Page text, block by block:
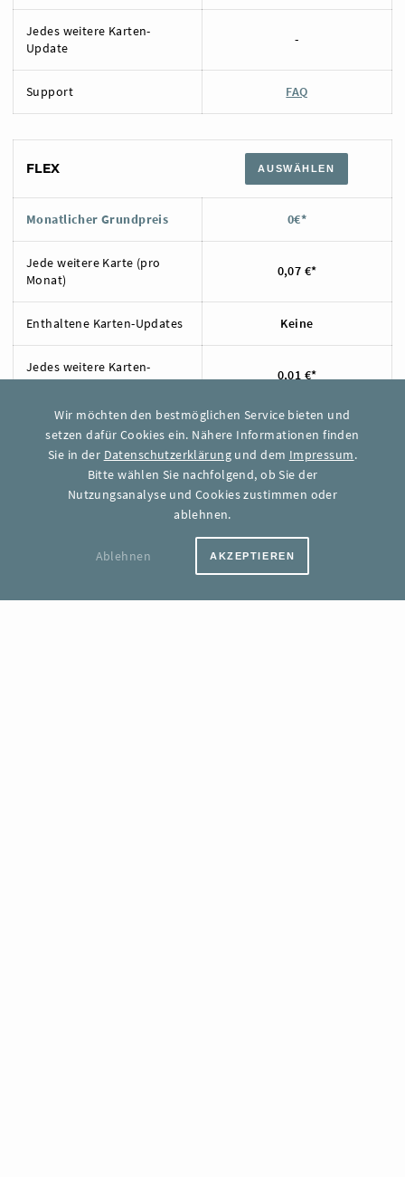
Jedes weitere Karten-
Update
-
Support FAQ
FLEX AUSWÄHLEN
Monatlicher Grundpreis 0€*
Jede weitere Karte (pro
Monat)
0,07 €*
Enthaltene Karten-Updates Keine
Jedes weitere Karten-
Update
0,01 €*
Support FAQ
1.000 KARTEN
Monatlicher Grundpreis 54,00 €*
Jede weitere Karte (pro
Wir möchten den bestmöglichen Service bieten und
setzen dafür Cookies ein. Nähere Informationen finden
Sie in der Datenschutzerklärung und dem Impressum.
Bitte wählen Sie nachfolgend, ob Sie der
Nutzungsanalyse und Cookies zustimmen oder
ablehnen.
Ablehnen AKZEPTIEREN